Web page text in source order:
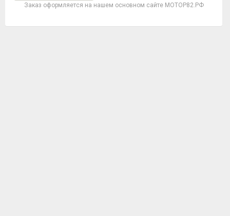
Заказ оформляется на нашем основном сайте МОТОР82.РФ